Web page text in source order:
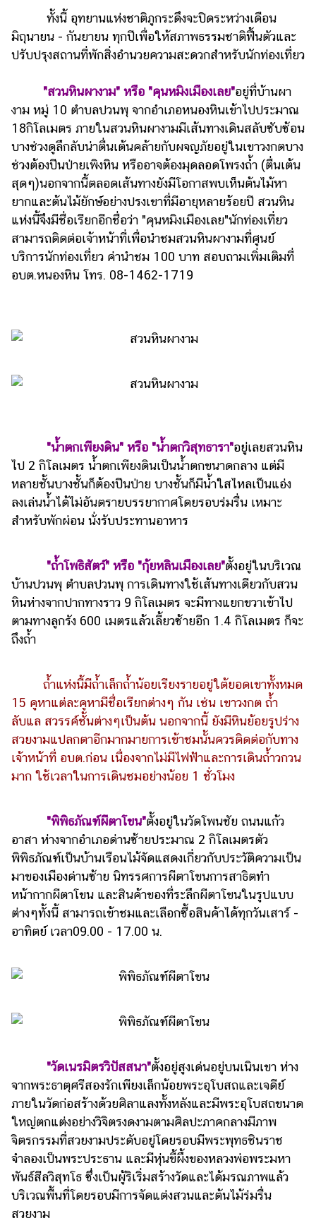
ทั้งนี้ อุทยานแห่งชาติภูกระดึงจะปิดระหว่างเดือน
มิถุนายน - กันยายน ทุกปีเพื่อให้สภาพธรรมชาติฟื้นตัวและ
ปรับปรุงสถานที่พักสิ่งอำนวยความสะดวกสำหรับนักท่องเที่ยว
"สวนหินผางาม" หรือ "คุนหมิงเมืองเลย"อยู่ที่บ้านผา
งาม หมู่ 10 ตำบลปวนพุ จากอำเภอหนองหินเข้าไปประมาณ
18กิโลเมตร ภายในสวนหินผางามมีเส้นทางเดินสลับซับซ้อน
บางช่วงดูลึกลับน่าตื่นเต้นคล้ายกับผจญภัยอยู่ในเขาวงกตบาง
ช่วงต้องปีนป่ายเพิงหิน หรืออาจต้องมุดลอดโพรงถ้ำ (ตื่นเต้น
สุดๆ)นอกจากนี้ตลอดเส้นทางยังมีโอกาสพบเห็นต้นไม้หา
ยากและต้นไม้ยักษ์อย่างปรงเขาที่มีอายุหลายร้อยปี สวนหิน
แห่งนี้จึงมีชื่อเรียกอีกชื่อว่า "คุนหมิงเมืองเลย"นักท่องเที่ยว
สามารถติดต่อเจ้าหน้าที่เพื่อนำชมสวนหินผางามที่ศูนย์
บริการนักท่องเที่ยว ค่านำชม 100 บาท สอบถามเพิ่มเติมที่
อบต.หนองหิน โทร. 08-1462-1719
"น้ำตกเพียงดิน" หรือ "น้ำตกวิสุทธารา"อยู่เลยสวนหิน
ไป 2 กิโลเมตร น้ำตกเพียงดินเป็นน้ำตกขนาดกลาง แต่มี
หลายชั้นบางชั้นก็ต้องปีนป่าย บางชั้นก็มีน้ำใสไหลเป็นแอ่ง
ลงเล่นน้ำได้ไม่อันตรายบรรยากาศโดยรอบร่มรื่น เหมาะ
สำหรับพักผ่อน นั่งรับประทานอาหาร
"ถ้ำโพธิสัตว์" หรือ "กุ้ยหลินเมืองเลย"ตั้งอยู่ในบริเวณ
บ้านปวนพุ ตำบลปวนพุ การเดินทางใช้เส้นทางเดียวกับสวน
หินห่างจากปากทางราว 9 กิโลเมตร จะมีทางแยกขวาเข้าไป
ตามทางลูกรัง 600 เมตรแล้วเลี้ยวซ้ายอีก 1.4 กิโลเมตร ก็จะ
ถึงถ้ำ
ถ้ำแห่งนี้มีถ้ำเล็กถ้ำน้อยเรียงรายอยู่ใต้ยอดเขาทั้งหมด
15 คูหาแต่ละคูหามีชื่อเรียกต่างๆ กัน เช่น เขาวงกต ถ้ำ
ลับแล สวรรค์ชั้นต่างๆเป็นต้น นอกจากนี้ ยังมีหินย้อยรูปร่าง
สวยงามแปลกตาอีกมากมายการเข้าชมนั้นควรติดต่อกับทาง
เจ้าหน้าที่ อบต.ก่อน เนื่องจากไม่มีไฟฟ้าและการเดินถ้ำวกวน
มาก ใช้เวลาในการเดินชมอย่างน้อย 1 ชั่วโมง
"พิพิธภัณฑ์ผีตาโขน"ตั้งอยู่ในวัดโพนชัย ถนนแก้ว
อาสา ห่างจากอำเภอด่านซ้ายประมาณ 2 กิโลเมตรตัว
พิพิธภัณฑ์เป็นบ้านเรือนไม้จัดแสดงเกี่ยวกับประวัติความเป็น
มาของเมืองด่านซ้าย นิทรรศการผีตาโขนการสาธิตทำ
หน้ากากผีตาโขน และสินค้าของที่ระลึกผีตาโขนในรูปแบบ
ต่างๆทั้งนี้ สามารถเข้าชมและเลือกซื้อสินค้าได้ทุกวันเสาร์ -
อาทิตย์ เวลา09.00 - 17.00 น.
"วัดเนรมิตรวิปัสสนา"ตั้งอยู่สูงเด่นอยู่บนเนินเขา ห่าง
จากพระธาตุศรีสองรักเพียงเล็กน้อยพระอุโบสถและเจดีย์
ภายในวัดก่อสร้างด้วยศิลาแลงทั้งหลังและมีพระอุโบสถขนาด
ใหญ่ตกแต่งอย่างวิจิตรงดงามตามศิลปะภาคกลางมีภาพ
จิตรกรรมที่สวยงามประดับอยู่โดยรอบมีพระพุทธชินราช
จำลองเป็นพระประธาน และมีหุ่นขี้ผึ้งของหลวงพ่อพระมหา
พันธ์สีลวิสุทโธ ซึ่งเป็นผู้ริเริ่มสร้างวัดและได้มรณภาพแล้ว
บริเวณพื้นที่โดยรอบมีการจัดแต่งสวนและต้นไม้ร่มรื่น
สวยงาม